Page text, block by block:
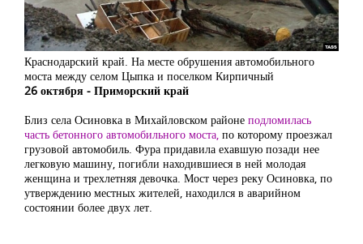
Краснодарский край. На месте обрушения автомобильного
моста между селом Цыпка и поселком Кирпичный
26 октября ‒ Приморский край
Близ села Осиновка в Михайловском районе подломилась
часть бетонного автомобильного моста, по которому проезжал
грузовой автомобиль. Фура придавила ехавшую позади нее
легковую машину, погибли находившиеся в ней молодая
женщина и трехлетняя девочка. Мост через реку Осиновка, по
утверждению местных жителей, находился в аварийном
состоянии более двух лет.